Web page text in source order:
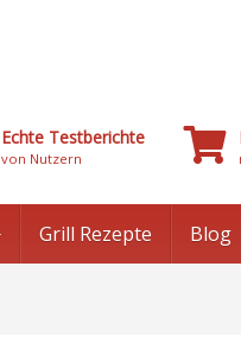
Echte Testberichte
von Nutzern
Grill Rezepte Blog